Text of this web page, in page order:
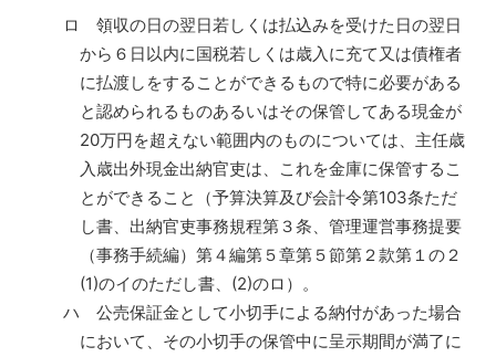
ロ 領収の日の翌日若しくは払込みを受けた日の翌日
から６日以内に国税若しくは歳入に充て又は債権者
に払渡しをすることができるもので特に必要がある
と認められるものあるいはその保管してある現金が
20万円を超えない範囲内のものについては、主任歳
入歳出外現金出納官吏は、これを金庫に保管するこ
とができること（予算決算及び会計令第103条ただ
し書、出納官吏事務規程第３条、管理運営事務提要
（事務手続編）第４編第５章第５節第２款第１の２
(1)のイのただし書、(2)のロ）。
ハ 公売保証金として小切手による納付があった場合
において、その小切手の保管中に呈示期間が満了に